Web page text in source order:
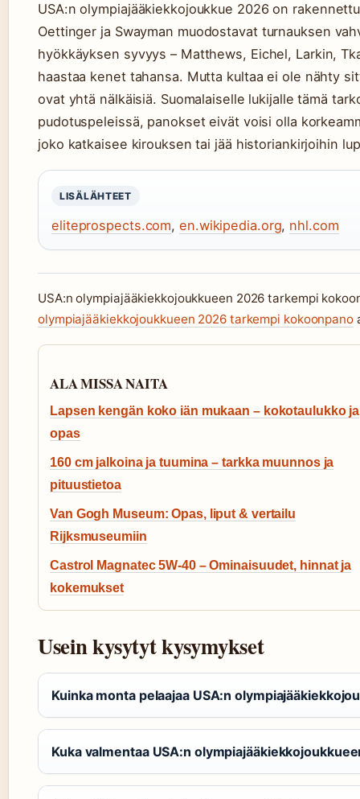
USA:n olympiajääkiekkojoukkue 2026 on
Oettinger ja Swayman muodostavat turnauksen
hyökkäyksen syvyys – Matthews, Eichel, Larkin,
haastaa kenet tahansa. Mutta kultaa ei ole nähty
ovat yhtä nälkäisiä. Suomalaiselle lukijalle tämä
pudotuspeleissä, panokset eivät voisi olla
joko katkaisee kirouksen tai jää historiankirjoihin
LISÄLÄHTEET
eliteprospects.com,en.wikipedia.org, nhl.com
USA:n olympiajääkiekkojoukkueen 2026 tarkempi
olympiajääkiekkojoukkueen 2026 tarkempi kokoonpano
ALA MISSA NAITA
Lapsen kengän koko iän mukaan – kokotaulukko ja
opas
160 cm jalkoina ja tuumina – tarkka muunnos ja
pituustietoa
Van Gogh Museum: Opas, liput & vertailu
Rijksmuseumiin
Castrol Magnatec 5W-40 – Ominaisuudet, hinnat ja
kokemukset
Usein kysytyt kysymykset
Kuinka monta pelaajaa USA:n
Kuka valmentaa USA:n